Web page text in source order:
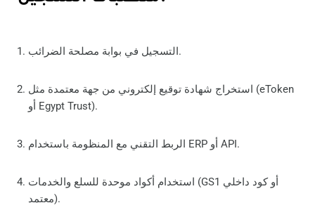
التسجيل في بوابة مصلحة الضرائب.
استخراج شهادة توقيع إلكتروني من جهة معتمدة مثل (eToken
أو Egypt Trust).
الربط التقني مع المنظومة باستخدام ERP أو API.
استخدام أكواد موحدة للسلع والخدمات (GS1 أو كود داخلي
معتمد).